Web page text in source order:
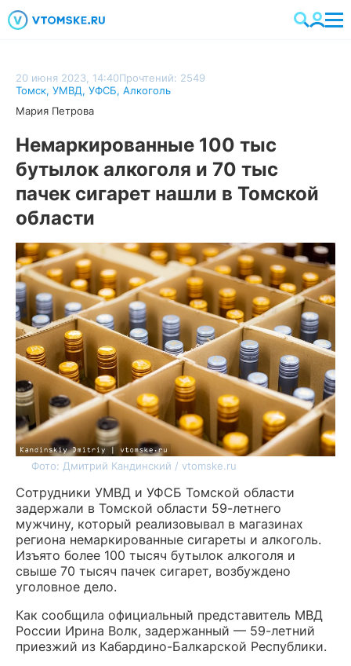
20 июня 2023, 14:40Прочтений: 2549
Томск, УМВД, УФСБ, Алкоголь
Мария Петрова
Немаркированные 100 тыс
бутылок алкоголя и 70 тыс
пачек сигарет нашли в Томской
области
Фото: Дмитрий Кандинский / vtomske.ru
Сотрудники УМВД и УФСБ Томской области
задержали в Томской области 59-летнего
мужчину, который реализовывал в магазинах
региона немаркированные сигареты и алкоголь.
Изъято более 100 тысяч бутылок алкоголя и
свыше 70 тысяч пачек сигарет, возбуждено
уголовное дело.
Как сообщила официальный представитель МВД
России Ирина Волк, задержанный — 59-летний
приезжий из Кабардино-Балкарской Республики.